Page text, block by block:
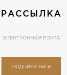
РАССЫЛКА
ПОДПИСАТЬСЯ